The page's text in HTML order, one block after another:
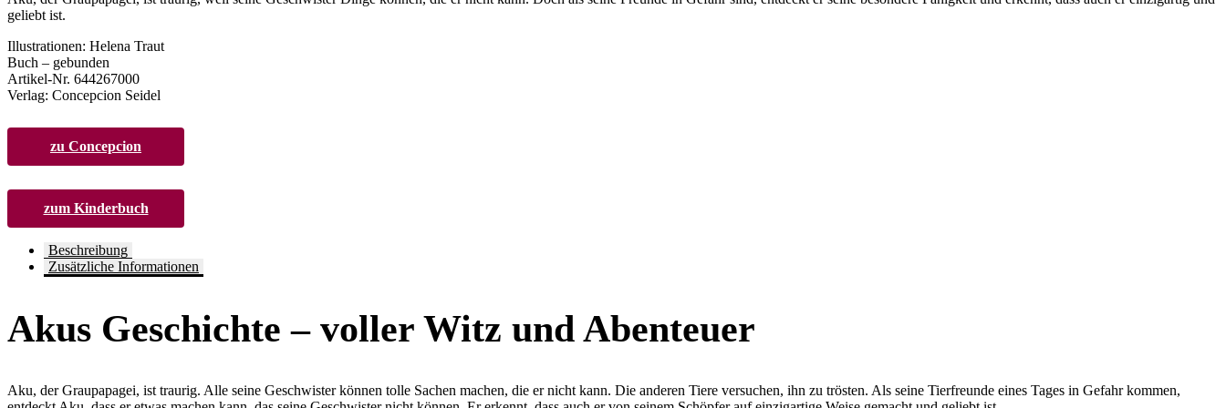
geliebt ist.
Illustrationen: Helena Traut
Buch – gebunden
Artikel-Nr. 644267000
Verlag: Concepcion Seidel
zu Concepcion
zum Kinderbuch
Beschreibung
Zusätzliche Informationen
Akus Geschichte – voller Witz und Abenteuer
Aku, der Graupapagei, ist traurig. Alle seine Geschwister können tolle Sachen machen, die er nicht kann. Die anderen Tiere versuchen, ihn zu trösten. Als seine Tierfreunde eines Tages in Gefahr kommen,